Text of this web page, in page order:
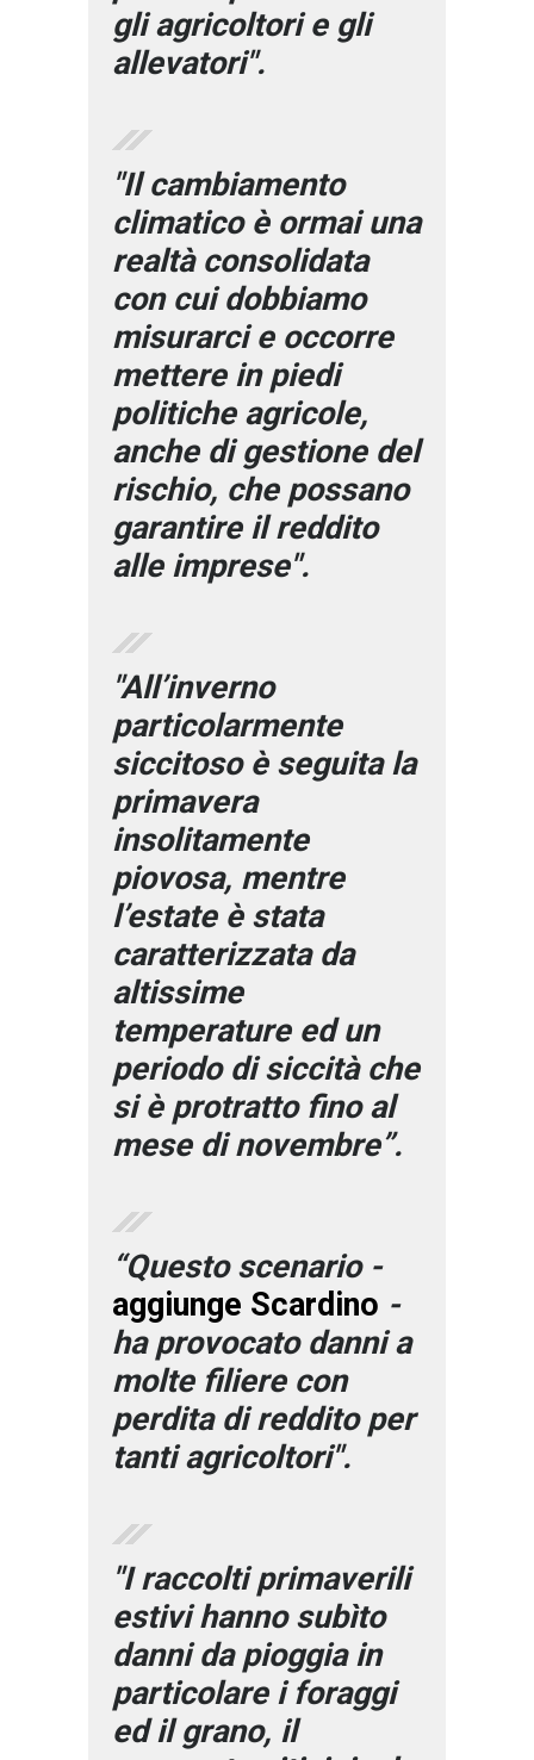
gli agricoltori e gli
allevatori".
"Il cambiamento
climatico è ormai una
realtà consolidata
con cui dobbiamo
misurarci e occorre
mettere in piedi
politiche agricole,
anche di gestione del
rischio, che possano
garantire il reddito
alle imprese".
"All’inverno
particolarmente
siccitoso è seguita la
primavera
insolitamente
piovosa, mentre
l’estate è stata
caratterizzata da
altissime
temperature ed un
periodo di siccità che
si è protratto fino al
mese di novembre”.
“Questo scenario -
aggiunge Scardino -
ha provocato danni a
molte filiere con
perdita di reddito per
tanti agricoltori".
"I raccolti primaverili
estivi hanno subìto
danni da pioggia in
particolare i foraggi
ed il grano, il